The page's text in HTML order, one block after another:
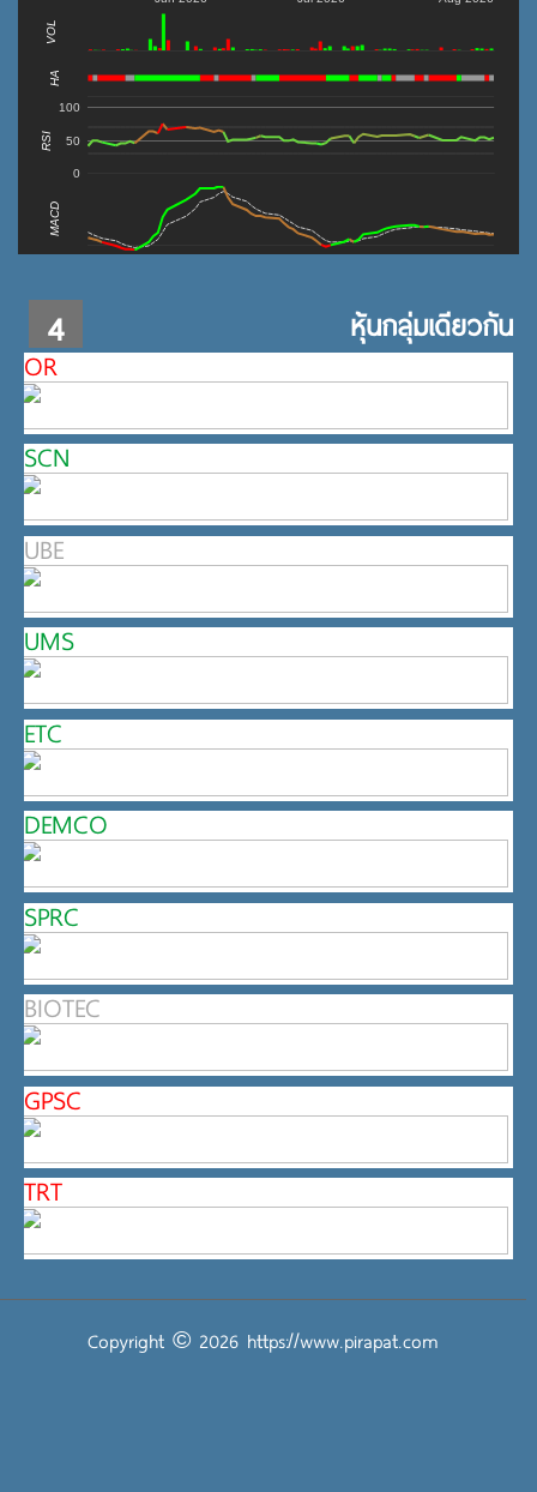
VOL
HA
0
50
100
RSI
MACD
4 หุ้นกลุ่มเดียวกัน
OR
SCN
UBE
UMS
ETC
DEMCO
SPRC
BIOTEC
GPSC
TRT
Copyright © 2026 https://www.pirapat.com